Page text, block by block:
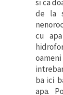
si ca
de la
cu
ba ici
apa.